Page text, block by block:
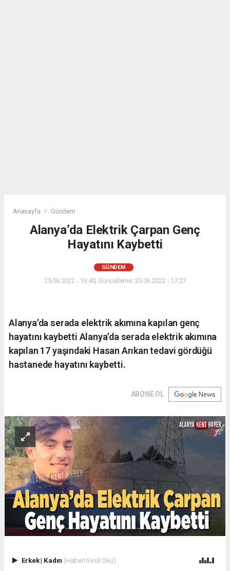
Anasayfa Gündem
Alanya’da Elektrik Çarpan Genç
Hayatını Kaybetti
GÜNDEM
25.06.2022 - 16:40, Güncelleme: 25.06.2022 - 17:27
Alanya’da serada elektrik akımına kapılan genç
hayatını kaybetti Alanya’da serada elektrik akımına
kapılan 17 yaşındaki Hasan Arıkan tedavi gördüğü
hastanede hayatını kaybetti.
ABONE OL
Erkek| Kadın (Haberi Sesli Oku)